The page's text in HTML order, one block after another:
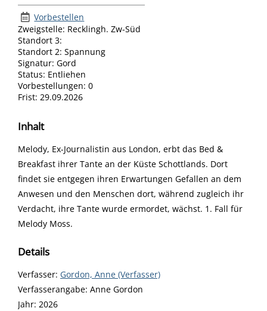
Vorbestellen
Zweigstelle: Recklingh. Zw-Süd
Standort 3:
Standort 2: Spannung
Signatur: Gord
Status: Entliehen
Vorbestellungen: 0
Frist: 29.09.2026
Inhalt
Melody, Ex-Journalistin aus London, erbt das Bed &
Breakfast ihrer Tante an der Küste Schottlands. Dort
findet sie entgegen ihren Erwartungen Gefallen an dem
Anwesen und den Menschen dort, während zugleich ihr
Verdacht, ihre Tante wurde ermordet, wächst. 1. Fall für
Melody Moss.
Details
Verfasser: Suche nach diesem Verfasser
Gordon, Anne (Verfasser)
Verfasserangabe: Anne Gordon
Jahr: 2026